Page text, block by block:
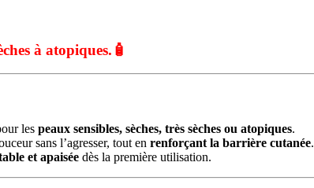
à atopiques. 🧴
les peaux sensibles, sèches, très sèches ou atopiques.
sans l’agresser, tout en renforçant la barrière cutanée.
et apaisée dès la première utilisation.